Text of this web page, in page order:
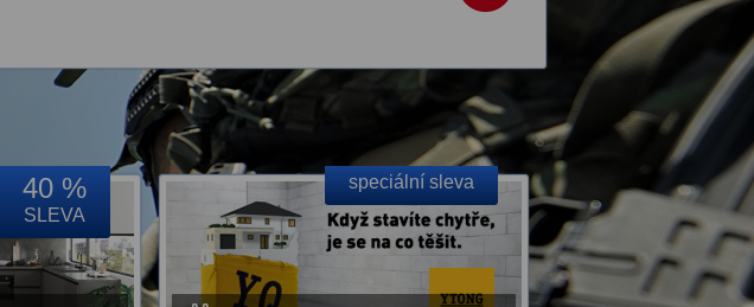
40 %
SLEVA
speciální sleva